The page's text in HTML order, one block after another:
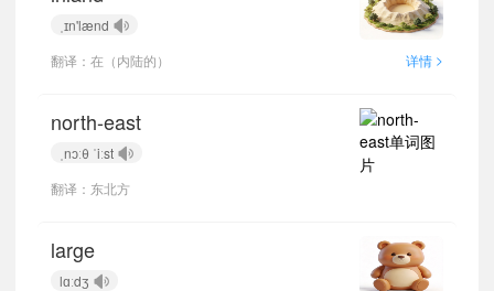
ˌɪn'lænd
翻译：在（内陆的）
详情 >
north-east
ˌnɔːθ ˈiːst
翻译：东北方
large
lɑːdʒ